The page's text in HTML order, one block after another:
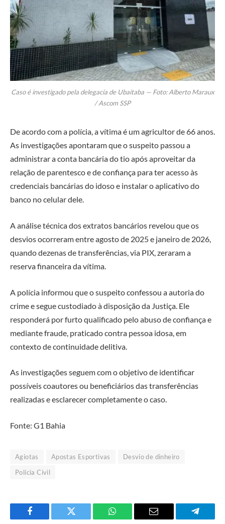
Caso é investigado pela delegacia de Ubaitaba — Foto: Alberto Maraux
/ Ascom SSP
De acordo com a polícia, a vítima é um agricultor de 66 anos.
As investigações apontaram que o suspeito passou a
administrar a conta bancária do tio após aproveitar da
relação de parentesco e de confiança para ter acesso às
credenciais bancárias do idoso e instalar o aplicativo do
banco no celular dele.
A análise técnica dos extratos bancários revelou que os
desvios ocorreram entre agosto de 2025 e janeiro de 2026,
quando dezenas de transferências, via PIX, zeraram a
reserva financeira da vítima.
A polícia informou que o suspeito confessou a autoria do
crime e segue custodiado à disposição da Justiça. Ele
responderá por furto qualificado pelo abuso de confiança e
mediante fraude, praticado contra pessoa idosa, em
contexto de continuidade delitiva.
As investigações seguem com o objetivo de identificar
possíveis coautores ou beneficiários das transferências
realizadas e esclarecer completamente o caso.
Fonte: G1 Bahia
Agiotas Apostas Esportivas
Desvio de dinheiro
Polícia Civil
Facebook Twitter
O
E-